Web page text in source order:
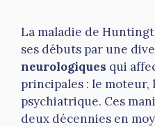
La maladie de
ses débuts par une
neurologiques qui
principales : le
psychiatrique. Ces
deux décennies en